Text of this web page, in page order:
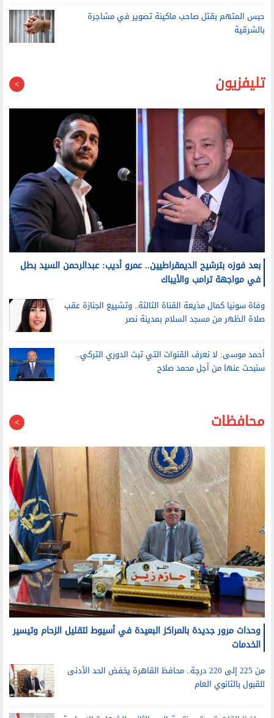
حبس المتهم بقتل صاحب ماكينة تصوير في مشاجرة
بالشرقية
تليفزيون
بعد فوزه بترشيح الديمقراطيين.. عمرو أديب: عبدالرحمن السيد بطل
في مواجهة ترامب والأيباك
وفاة سونيا كمال مذيعة القناة الثالثة.. وتشييع الجنازة عقب
صلاة الظهر من مسجد السلام بمدينة نصر
أحمد موسى: لا نعرف القنوات التي تبث الدوري التركي..
سنبحث عنها من أجل محمد صلاح
محافظات
وحدات مرور جديدة بالمراكز البعيدة في أسيوط لتقليل الزحام وتيسير
الخدمات
من 225 إلى 220 درجة.. محافظ القاهرة يخفض الحد الأدنى
للقبول بالثانوي العام
محافظ القاهرة يعتمد نتيجة الدور الثاني للشهادة الإعدادية